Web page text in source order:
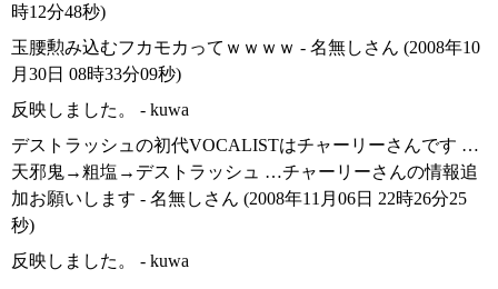
時12分48秒)
玉腰勲み込むフカモカってｗｗｗｗ - 名無しさん (2008年10
月30日 08時33分09秒)
反映しました。 - kuwa
デストラッシュの初代VOCALISTはチャーリーさんです …
天邪鬼→粗塩→デストラッシュ …チャーリーさんの情報追
加お願いします - 名無しさん (2008年11月06日 22時26分25
秒)
反映しました。 - kuwa